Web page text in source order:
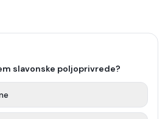
slavonske poljoprivrede?